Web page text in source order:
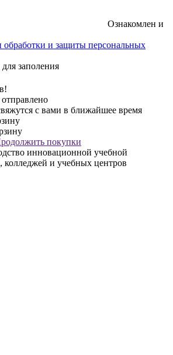
Ознакомлен и
обработки и защиты персональных
заполения
с вами в ближайшее время
покупки
инновационной учебной
колледжей и учебных центров